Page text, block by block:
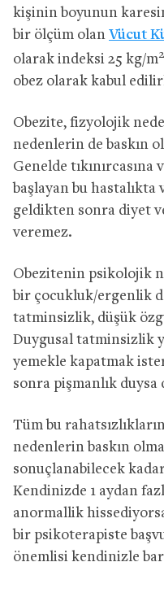
kişinin boyunun
bir ölçüm olan Vücut
olarak indeksi 25 kg/m2
obez olarak kabul
Obezite, fizyolojik
nedenlerin de baskın
Genelde tıkınırcasına
başlayan bu
geldikten sonra diyet
veremez.
Obezitenin psikolojik
bir çocukluk/ergenlik
tatminsizlik, düşük
Duygusal tatminsizlik
yemekle kapatmak
sonra pişmanlık duysa
Tüm bu
nedenlerin baskın
sonuçlanabilecek
Kendinizde 1 aydan
anormallik
bir psikoterapiste
önemlisi kendinizle